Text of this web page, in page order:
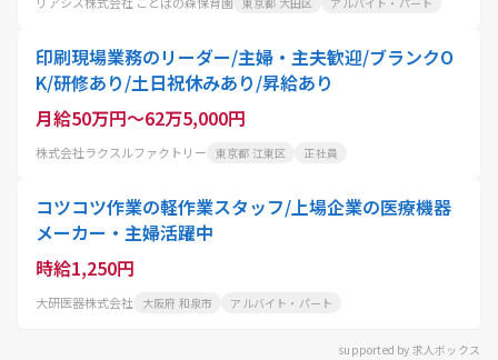
印刷現場業務のリーダー/主婦・主夫歓迎/ブランクO
K/研修あり/土日祝休みあり/昇給あり
月給50万円～62万5,000円
株式会社ラクスルファクトリー 東京都 江東区 正社員
コツコツ作業の軽作業スタッフ/上場企業の医療機器
メーカー・主婦活躍中
時給1,250円
大研医器株式会社 大阪府 和泉市 アルバイト・パート
supported by 求人ボックス